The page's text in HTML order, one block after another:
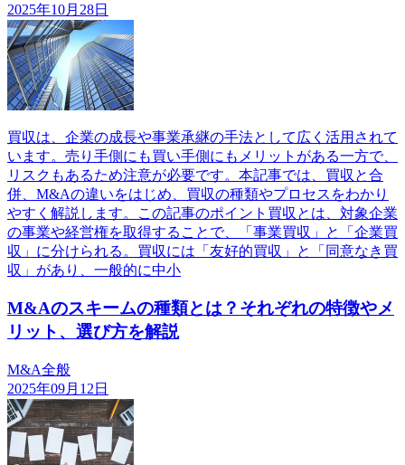
2025年10月28日
買収は、企業の成長や事業承継の手法として広く活用されて
います。売り手側にも買い手側にもメリットがある一方で、
リスクもあるため注意が必要です。本記事では、買収と合
併、M&Aの違いをはじめ、買収の種類やプロセスをわかり
やすく解説します。この記事のポイント買収とは、対象企業
の事業や経営権を取得することで、「事業買収」と「企業買
収」に分けられる。買収には「友好的買収」と「同意なき買
収」があり、一般的に中小
M&Aのスキームの種類とは？それぞれの特徴やメ
リット、選び方を解説
M&A全般
2025年09月12日